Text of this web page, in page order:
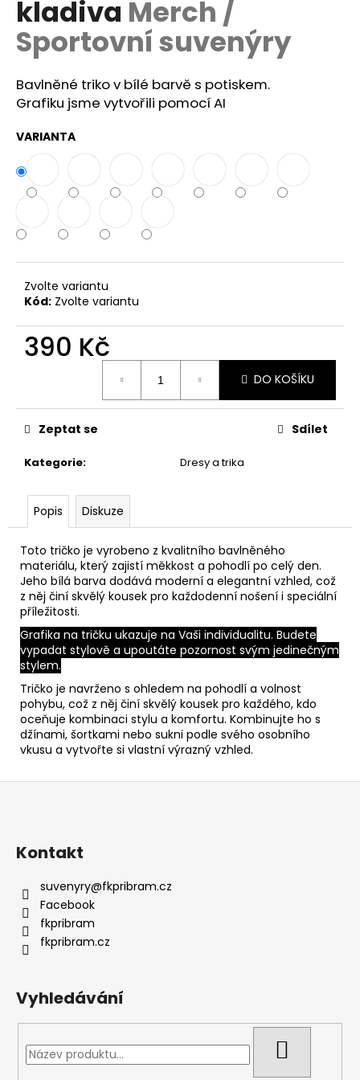
kladiva Merch /
Sportovní suvenýry
Bavlněné triko v bílé barvě s potiskem.
Grafiku jsme vytvořili pomocí AI
VARIANTA
Zvolte variantu
Kód: Zvolte variantu
390 Kč
DO KOŠÍKU
Kategorie: Dresy a trika
Zeptat se Sdílet
Popis Diskuze
Toto tričko je vyrobeno z kvalitního bavlněného
materiálu, který zajistí měkkost a pohodlí po celý den.
Jeho bílá barva dodává moderní a elegantní vzhled, což
z něj činí skvělý kousek pro každodenní nošení i speciální
příležitosti.
Grafika na tričku ukazuje na Vaši individualitu. Budete
vypadat stylově a upoutáte pozornost svým jedinečným
stylem.
Tričko je navrženo s ohledem na pohodlí a volnost
pohybu, což z něj činí skvělý kousek pro každého, kdo
oceňuje kombinaci stylu a komfortu. Kombinujte ho s
džínami, šortkami nebo sukni podle svého osobního
vkusu a vytvořte si vlastní výrazný vzhled.
a
j
t
?
HLEDAT
D
p
o
r
u
e
m
LAMPIČKA
PŘÍBRAM
690
Kč
Z
Kontakt
suvenyry@fkpribram.cz
Facebook
fkpribram
fkpribram.cz
Vyhledávání